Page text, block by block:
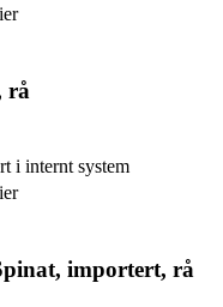
rå
i internt system
importert, rå